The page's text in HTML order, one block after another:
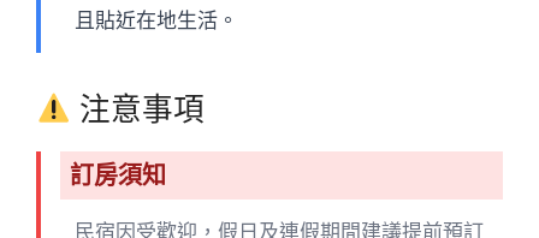
且貼近在地生活。
注意事項
訂房須知
民宿因受歡迎，假日及連假期間建議提前預訂